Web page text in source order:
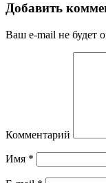
Добавить
Ваш e-mail не будет
Комментарий
Имя *